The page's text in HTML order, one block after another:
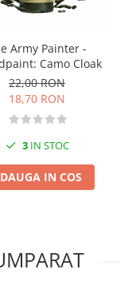
Army Painter -
Camo Cloak
22,00 RON
18,70 RON
3IN STOC
IN COS